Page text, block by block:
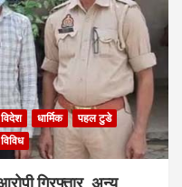
धार्मिक
पहल टुडे
विविध
गिरफ्तार, अन्य